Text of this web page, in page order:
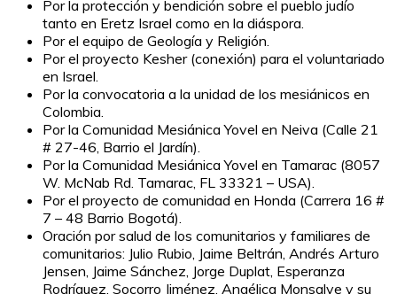
Por la protección y bendición sobre el pueblo judío
tanto en Eretz Israel como en la diáspora.
Por el equipo de Geología y Religión.
Por el proyecto Kesher (conexión) para el voluntariado
en Israel.
Por la convocatoria a la unidad de los mesiánicos en
Colombia.
Por la Comunidad Mesiánica Yovel en Neiva (Calle 21
# 27-46, Barrio el Jardín).
Por la Comunidad Mesiánica Yovel en Tamarac (8057
W. McNab Rd. Tamarac, FL 33321 – USA).
Por el proyecto de comunidad en Honda (Carrera 16 #
7 – 48 Barrio Bogotá).
Oración por salud de los comunitarios y familiares de
comunitarios: Julio Rubio, Jaime Beltrán, Andrés Arturo
Jensen, Jaime Sánchez, Jorge Duplat, Esperanza
Rodríguez, Socorro Jiménez, Angélica Monsalve y su